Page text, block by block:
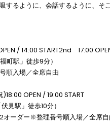
するように、会話するように、
/ 14:00 START2nd 17:00 OPEN
駅」徒歩9分）
順入場／全席自由
OPEN / 19:00 START
見駅」徒歩10分）
ーダー※整理番号順入場／全席自